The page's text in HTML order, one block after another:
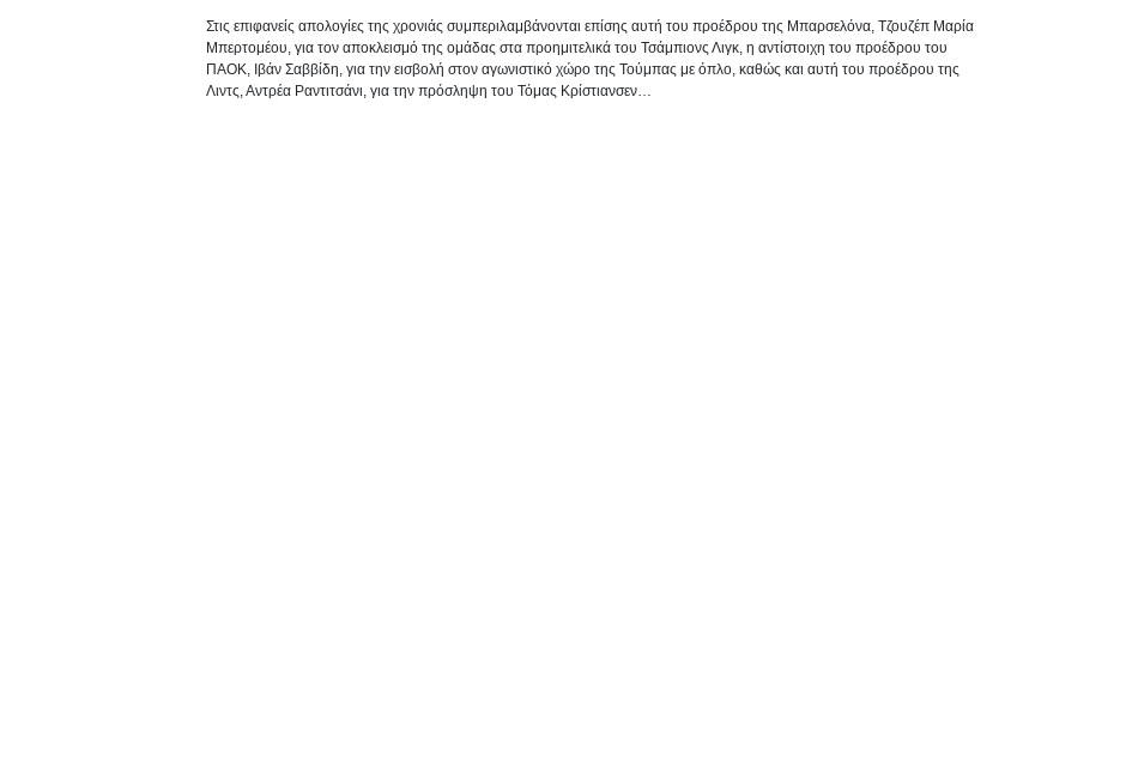
Στις επιφανείς απολογίες της χρονιάς συμπεριλαμβάνονται επίσης αυτή του προέδρου της Μπαρσελόνα, Τζουζέπ Μαρία
Μπερτομέου, για τον αποκλεισμό της ομάδας στα προημιτελικά του Τσάμπιονς Λιγκ, η αντίστοιχη του προέδρου του
ΠΑΟΚ, Ιβάν Σαββίδη, για την εισβολή στον αγωνιστικό χώρο της Τούμπας με όπλο, καθώς και αυτή του προέδρου της
Λιντς, Αντρέα Ραντιτσάνι, για την πρόσληψη του Τόμας Κρίστιανσεν…